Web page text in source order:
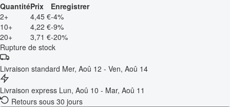
QuantitéPrix
Enregistrer
2+
4,45 €-4%
10+
4,22 €-9%
20+
3,71 €-20%
Rupture de stock
Livraison standard Mer, Aoû 12 - Ven, Aoû 14
Livraison express Lun, Aoû 10 - Mar, Aoû 11
Retours sous 30 jours